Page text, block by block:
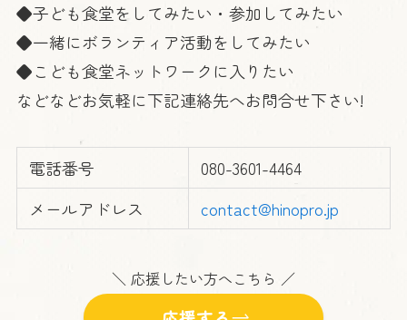
◆子ども食堂をしてみたい・参加してみたい
◆一緒にボランティア活動をしてみたい
◆こども食堂ネットワークに入りたい
などなどお気軽に下記連絡先へお問合せ下さい!
電話番号
080-3601-4464
メールアドレス
contact@hinopro.jp
＼ 応援したい方へこちら ／